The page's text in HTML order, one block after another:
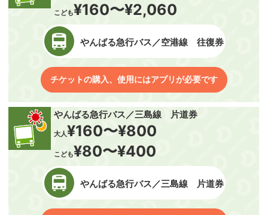
こども¥160〜¥2,060
やんばる急行バス／空港線 往復券
チケットの購入、使用にはアプリが必要です
やんばる急行バス／三島線 片道券
大人¥160〜¥800
こども¥80〜¥400
やんばる急行バス／三島線 片道券